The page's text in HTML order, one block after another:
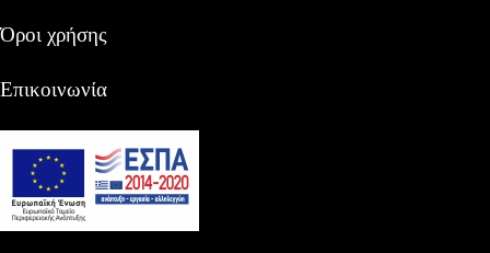
Όροι χρήσης
Επικοινωνία